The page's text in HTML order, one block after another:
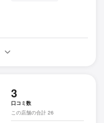
3
口コミ数
この店舗の合計 26